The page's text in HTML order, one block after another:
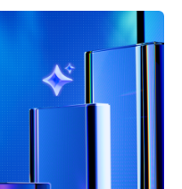
产力和重新设计工作流程